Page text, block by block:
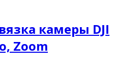
камеры DJI
Zoom